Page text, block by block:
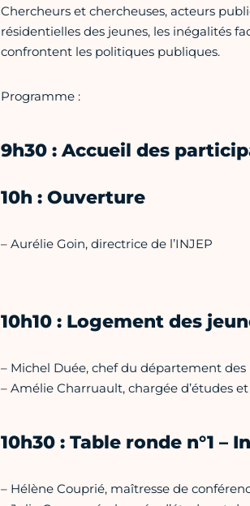
Chercheurs et chercheuses, acteurs
résidentielles des jeunes, les inégalités
confrontent les politiques publiques.
Programme :
9h30 : Accueil des
10h : Ouverture
– Aurélie Goin, directrice de l’INJEP
10h10 : Logement des
– Michel Duée, chef du département
– Amélie Charruault, chargée d’études
10h30 : Table ronde n°1
– Hélène Couprié, maîtresse de